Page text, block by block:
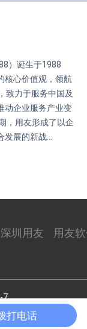
）诞生于1988
核心价值观，领航
致力于服务中国及
动企业服务产业变
，用友形成了以企
展的新战...
深圳用友
用友
7
打电话